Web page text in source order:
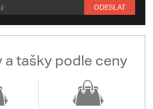
ODESLAT
a tašky podle ceny